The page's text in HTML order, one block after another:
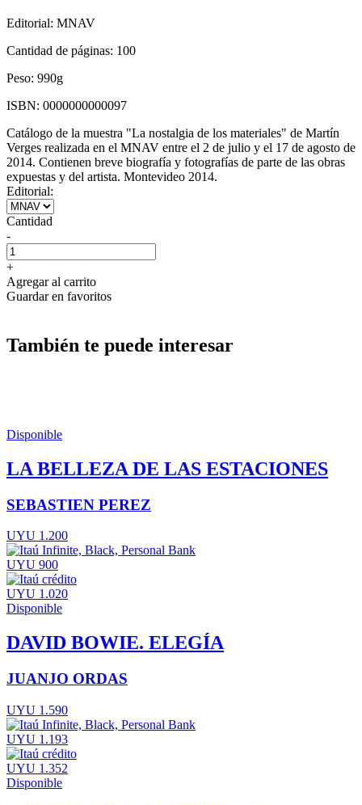
Editorial: MNAV
Cantidad de páginas: 100
Peso: 990g
ISBN: 0000000000097
Catálogo de la muestra "La nostalgia de los materiales" de Martín
Verges realizada en el MNAV entre el 2 de julio y el 17 de agosto de
2014. Contienen breve biografía y fotografías de parte de las obras
expuestas y del artista. Montevideo 2014.
Editorial:
Cantidad
-
+
Agregar al carrito
Guardar en favoritos
También te puede interesar
Disponible
LA BELLEZA DE LAS ESTACIONES
SEBASTIEN PEREZ
UYU 1.200
UYU 900
UYU 1.020
Disponible
DAVID BOWIE. ELEGÍA
JUANJO ORDAS
UYU 1.590
UYU 1.193
UYU 1.352
Disponible